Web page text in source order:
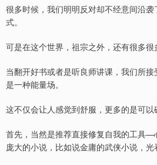
很多时候，我们明明反对却不经意间沿袭
式。
可是在这个世界，祖宗之外，还有很多很
当翻开好书或者是听良师讲课，我们所
是一种能量场。
这不仅会让人感觉到舒服，更多的是可以
首先，当然是推荐直接修复自我的工具—
庞大的小说，比如说金庸的武侠小说，光